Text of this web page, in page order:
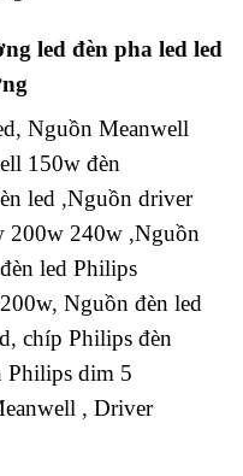
led đèn pha led led
, Nguồn Meanwell
150w đèn
led ,Nguồn driver
200w 240w ,Nguồn
led Philips
, Nguồn đèn led
, chíp Philips đèn
Philips dim 5
, Driver